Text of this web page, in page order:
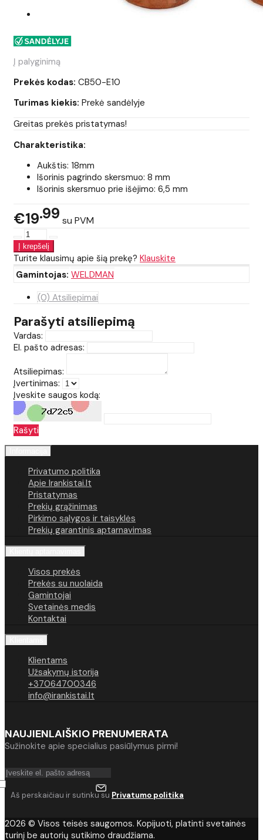
Į palyginimą
Prekės kodas: CB50-E10
Turimas kiekis: Prekė sandėlyje
Greitas prekės pristatymas!
Charakteristika:
Aukštis: 18mm
Išorinis pagrindo skersmuo: 8 mm
Išorinis skersmuo prie išėjimo: 6,5 mm
€19 99 su PVM
Turite klausimų apie šią prekę? Klauskite
Gamintojas: WELDMAN
(0) Atsiliepimai
Parašyti atsiliepimą
Vardas:
El. pašto adresas:
Atsiliepimas:
Įvertinimas:
Įveskite saugos kodą:
Rašyti
Privatumo politika
Apie Irankistai.lt
Pristatymas
Prekių grąžinimas
Pirkimo sąlygos ir taisyklės
Prekių garantinis aptarnavimas
Visos prekės
Prekės su nuolaida
Gamintojai
Svetainės medis
Kontaktai
Klientams
Užsakymų istorija
+37064700346
info@irankistai.lt
NAUJIENLAIŠKIO PRENUMERATA
Sužinokite apie specialius pasiūlymus pirmi!
Aš perskaičiau ir sutinku su Privatumo politika
2026 © Visos teisės saugomos. Kopijuoti, platinti svetainės
turinį be autorių sutikimo draudžiama.